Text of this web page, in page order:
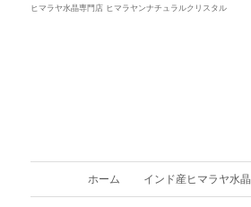
ヒマラヤ水晶専門店 ヒマラヤンナチュラルクリスタル
ホーム インド産ヒマラヤ水晶